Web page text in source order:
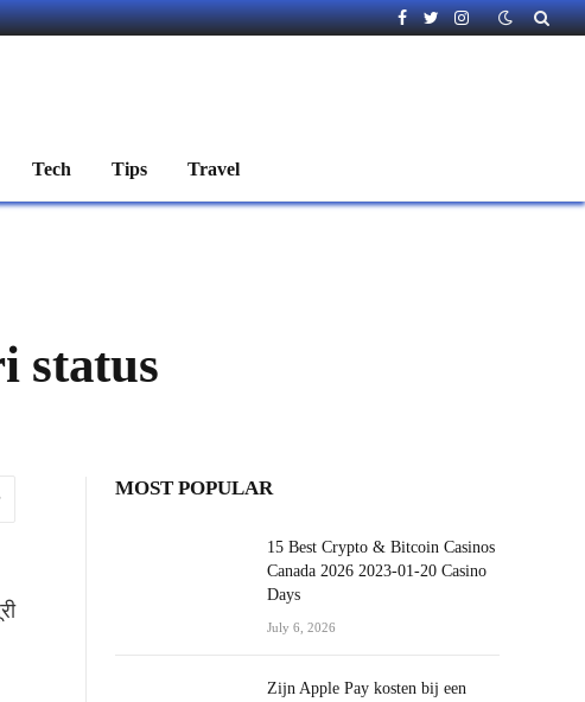
Facebook
TwitterInstagram
Tech Tips Travel
status
MOST POPULAR
15 Best Crypto & Bitcoin Casinos
Canada 2026 2023-01-20 Casino
Days
July 6, 2026
Zijn Apple Pay kosten bij een